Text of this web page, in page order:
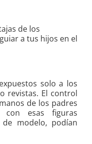
de los
a tus hijos en el
solo a los
revistas. El control
de los padres
esas figuras
modelo, podían